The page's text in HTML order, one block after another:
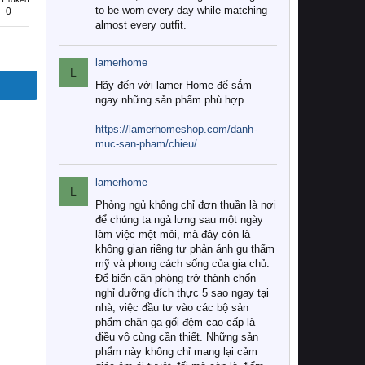
0
to be worn every day while matching
almost every outfit.
L
lamerhome
Hãy đến với lamer Home để sắm
ngay những sản phẩm phù hợp
https://lamerhomeshop.com/danh-
muc-san-pham/chieu/
L
lamerhome
Phòng ngủ không chỉ đơn thuần là nơi
để chúng ta ngả lưng sau một ngày
làm việc mệt mỏi, mà đây còn là
không gian riêng tư phản ánh gu thẩm
mỹ và phong cách sống của gia chủ.
Để biến căn phòng trở thành chốn
nghỉ dưỡng đích thực 5 sao ngay tại
nhà, việc đầu tư vào các bộ sản
phẩm chăn ga gối đệm cao cấp là
điều vô cùng cần thiết. Những sản
phẩm này không chỉ mang lại cảm